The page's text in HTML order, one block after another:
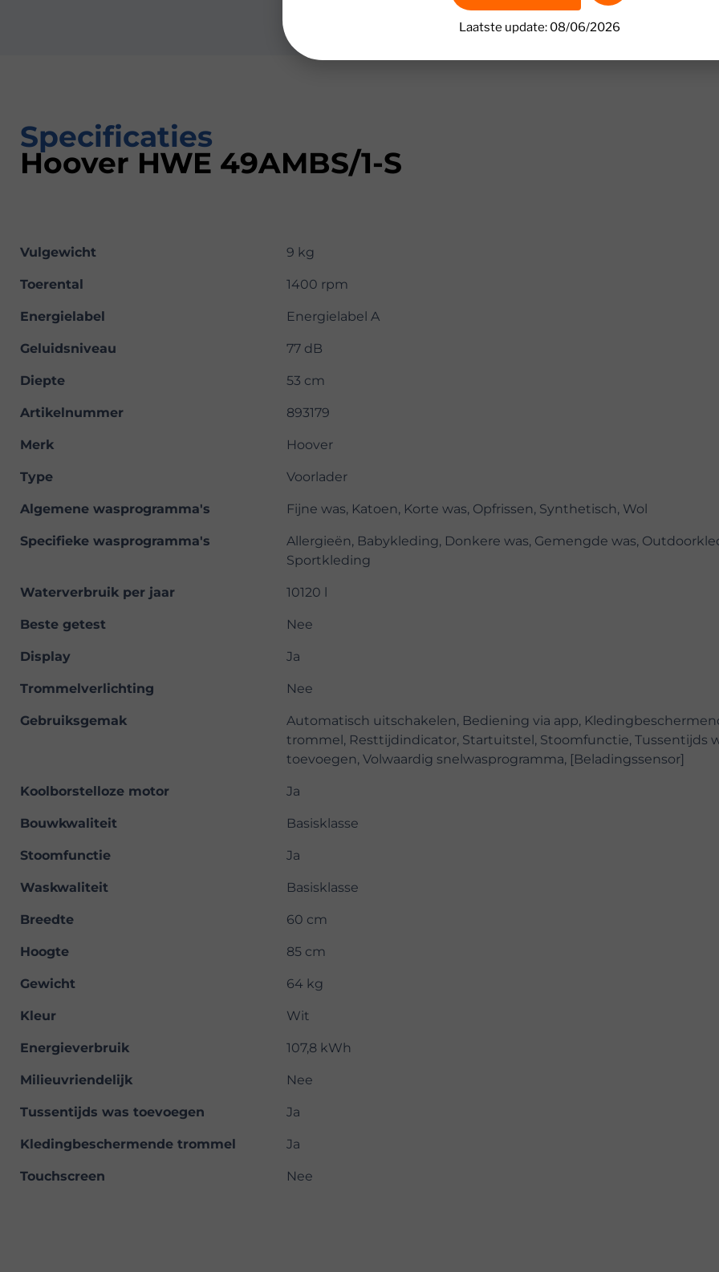
Specificaties
Hoover HWE 49AMBS/1-S
Vulgewicht 9 kg
Toerental 1400 rpm
Energielabel Energielabel A
Geluidsniveau 77 dB
Diepte 53 cm
Artikelnummer 893179
Merk Hoover
Type Voorlader
Algemene wasprogramma's Fijne was, Katoen, Korte was, Opfrissen, Synthetisch, Wol
Specifieke wasprogramma's
Allergieën, Babykleding, Donkere was, Gemengde was,
Sportkleding
Waterverbruik per jaar 10120 l
Beste getest Nee
Display Ja
Trommelverlichting Nee
Gebruiksgemak
Automatisch uitschakelen, Bediening via app,
trommel, Resttijdindicator, Startuitstel, Stoomfunctie, Tussentijds
toevoegen, Volwaardig snelwasprogramma, [Beladingssensor]
Koolborstelloze motor Ja
Bouwkwaliteit Basisklasse
Stoomfunctie Ja
Waskwaliteit Basisklasse
Breedte 60 cm
Hoogte 85 cm
Gewicht 64 kg
Kleur Wit
Energieverbruik 107,8 kWh
Milieuvriendelijk Nee
Tussentijds was toevoegen Ja
Kledingbeschermende trommel Ja
Touchscreen Nee
Laatste update: 08/06/2026